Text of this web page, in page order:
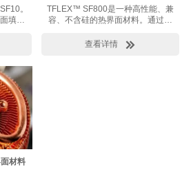
。
填缝
变情
阻。
TFLEX™ SF800是一种高性能、兼
容、不含硅的热界面材料。通过将
合，TFLEX™ SF800可提供了当今
查看详情 
材料